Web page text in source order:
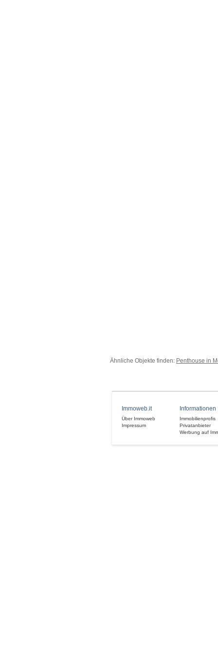
Ähnliche Objekte finden: Penthouse in
Immoweb.it
Über Immoweb
Impressum
Informationen
Immobilienprofis
Privatanbieter
Werbung auf